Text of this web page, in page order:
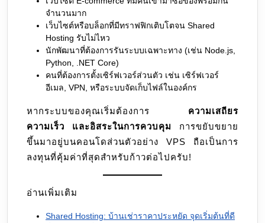
จำนวนมาก
เว็บไซต์หรือบล็อกที่มีทราฟฟิกเติบโตจน Shared
Hosting รับไม่ไหว
นักพัฒนาที่ต้องการรันระบบเฉพาะทาง (เช่น Node.js,
Python, .NET Core)
คนที่ต้องการตั้งเซิร์ฟเวอร์ส่วนตัว เช่น เซิร์ฟเวอร์
อีเมล, VPN, หรือระบบจัดเก็บไฟล์ในองค์กร
หากระบบของคุณเริ่มต้องการ ความเสถียร
ความเร็ว และอิสระในการควบคุม
การขยับขยาย
ขึ้นมาอยู่บนคอนโดส่วนตัวอย่าง VPS ถือเป็นการ
ลงทุนที่คุ้มค่าที่สุดสำหรับก้าวต่อไปครับ!
อ่านเพิ่มเติม
Shared Hosting: บ้านเช่าราคาประหยัด จุดเริ่มต้นที่ดี